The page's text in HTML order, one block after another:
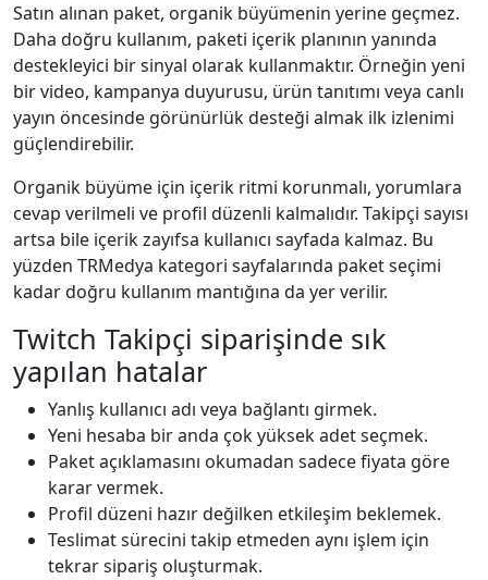
Satın alınan paket, organik büyümenin yerine geçmez.
Daha doğru kullanım, paketi içerik planının yanında
destekleyici bir sinyal olarak kullanmaktır. Örneğin yeni
bir video, kampanya duyurusu, ürün tanıtımı veya canlı
yayın öncesinde görünürlük desteği almak ilk izlenimi
güçlendirebilir.
Organik büyüme için içerik ritmi korunmalı, yorumlara
cevap verilmeli ve profil düzenli kalmalıdır. Takipçi sayısı
artsa bile içerik zayıfsa kullanıcı sayfada kalmaz. Bu
yüzden TRMedya kategori sayfalarında paket seçimi
kadar doğru kullanım mantığına da yer verilir.
Twitch Takipçi siparişinde sık
yapılan hatalar
Yanlış kullanıcı adı veya bağlantı girmek.
Yeni hesaba bir anda çok yüksek adet seçmek.
Paket açıklamasını okumadan sadece fiyata göre
karar vermek.
Profil düzeni hazır değilken etkileşim beklemek.
Teslimat sürecini takip etmeden aynı işlem için
tekrar sipariş oluşturmak.